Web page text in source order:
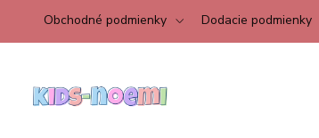
Obchodné podmienky Dodacie podmienky